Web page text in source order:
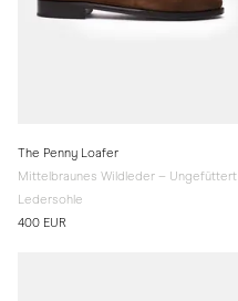
The Penny Loafer
Mittelbraunes Wildleder – Ungefüttert
Ledersohle
400 EUR